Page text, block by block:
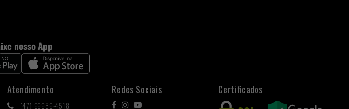
nosso App
Atendimento
(47) 99959-4518
Redes Sociais Certificados